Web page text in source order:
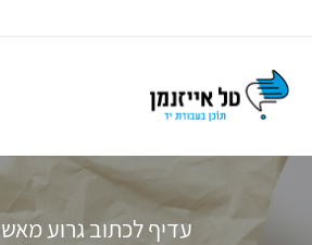
עדיף לכתוב גרוע